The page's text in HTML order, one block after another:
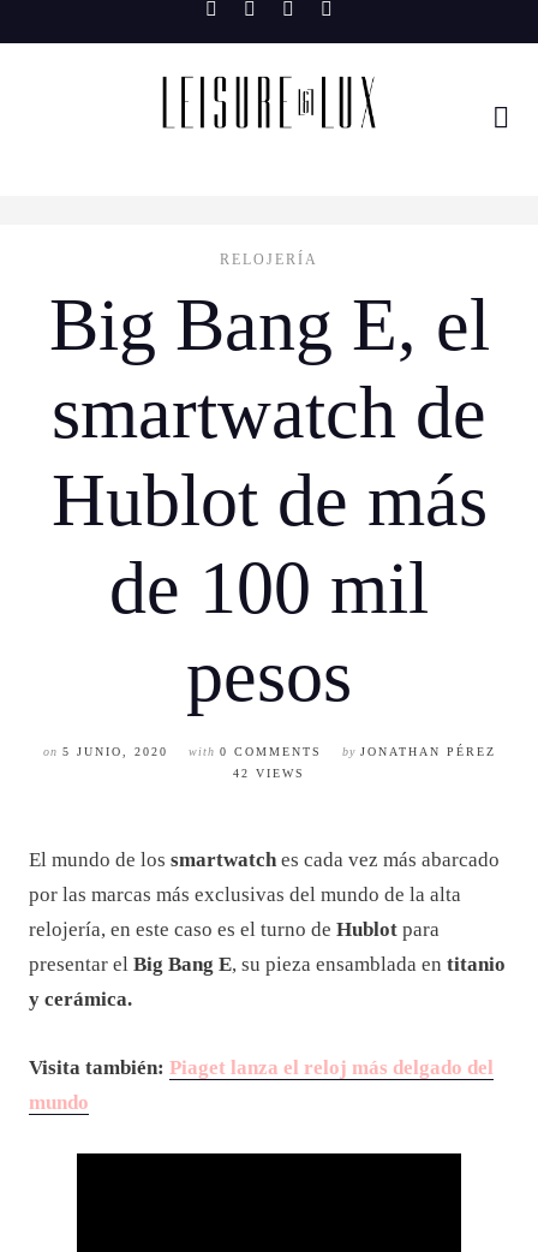
to
RELOJERÍA
Big Bang E, el
smartwatch de
Hublot de más
de 100 mil
pesos
on 5 JUNIO, 2020 with 0 COMMENTS by JONATHAN PÉREZ
42 VIEWS
El mundo de los smartwatch es cada vez más abarcado
por las marcas más exclusivas del mundo de la alta
relojería, en este caso es el turno de Hublot para
presentar el Big Bang E, su pieza ensamblada en titanio
y cerámica.
Visita también: Piaget lanza el reloj más delgado del
mundo